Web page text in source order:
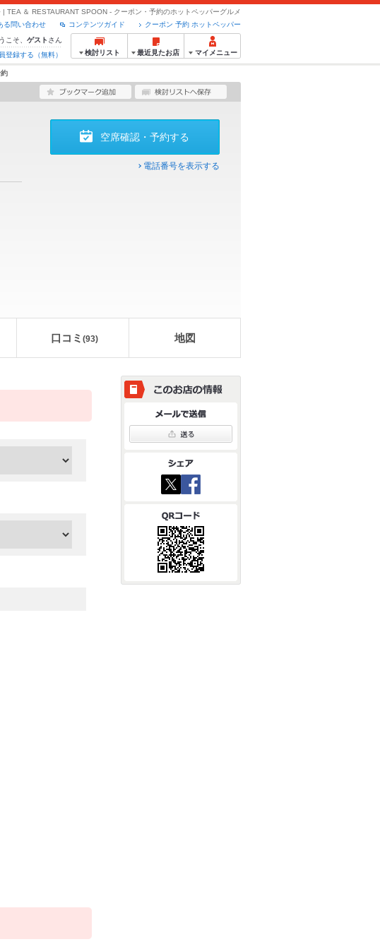
| TEA ＆ RESTAURANT SPOON - クーポン・予約のホットペッパーグルメ
クーポン 予約 ホットペッパー
コンテンツガイド
る問い合わせ
こそ、 ゲスト さん
登録する（無料）
検討リスト 最近見たお店 マイメニュー
空席確認・予約する
電話番号を表示する
口コミ (93) 地図